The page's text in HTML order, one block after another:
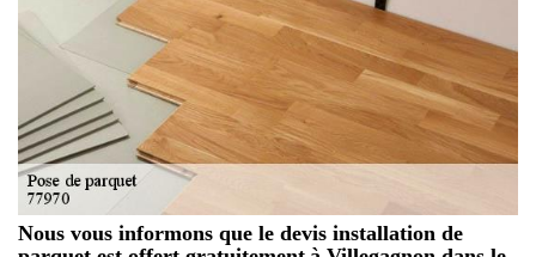
Nous vous informons que le devis installation de